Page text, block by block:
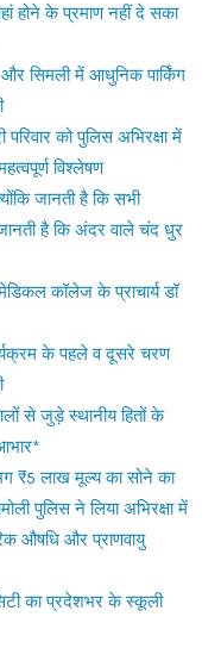
होने के प्रमाण नहीं दे सका
और सिमली में आधुनिक पार्किंग
को पुलिस अभिरक्षा में
विश्लेषण
जानती है कि सभी
है कि अंदर वाले चंद धुर
कॉलेज के प्राचार्य डॉ
के पहले व दूसरे चरण
से जुड़े स्थानीय हितों के
₹5 लाख मूल्य का सोने का
पुलिस ने लिया अभिरक्षा में
औषधि और प्राणवायु
का प्रदेशभर के स्कूली